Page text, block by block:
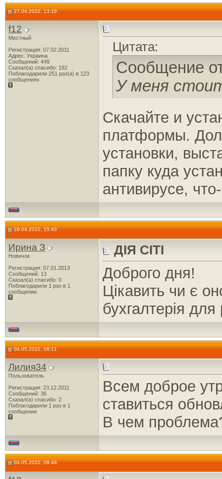
27.04.2022, 13:19
f12
Местный
Регистрация: 07.02.2011
Адрес: Украина
Сообщений: 449
Сказал(а) спасибо: 192
Поблагодарили 251 раз(а) в 123
сообщениях
Цитата:
Сообщение
У меня
Скачайте и
платформы.
установки,
папку куда
антивирусе,
29.04.2022, 15:43
Ирина З
Новичок
Регистрация: 07.01.2013
Сообщений: 13
Сказал(а) спасибо: 0
Поблагодарили 1 раз в 1
сообщении
ДІЯ СІТІ
Доброго дня!
Цікавить чи є
бухгалтерія для
04.05.2022, 08:11
Лилия34
Пользователь
Регистрация: 23.12.2011
Сообщений: 36
Сказал(а) спасибо: 2
Поблагодарили 1 раз в 1
сообщении
Всем доброе
ставиться
В чем
04.05.2022, 09:48